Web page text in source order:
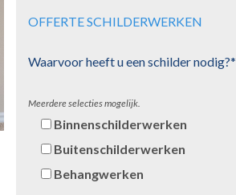
OFFERTE SCHILDERWERKEN
Waarvoor heeft u een schilder nodig?*
Meerdere selecties mogelijk.
Binnenschilderwerken
Buitenschilderwerken
Behangwerken